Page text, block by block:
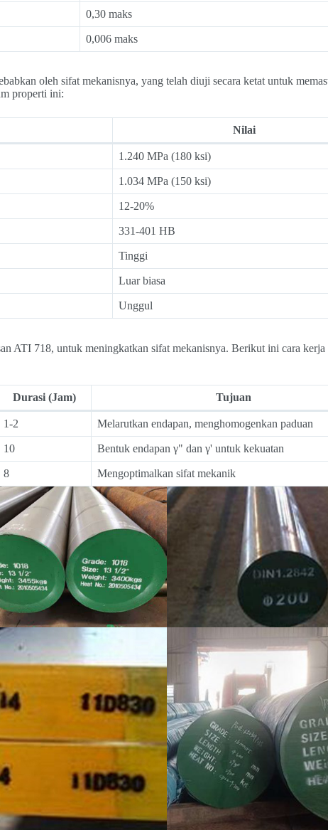
0,30 maks
0,006 maks
oleh sifat mekanisnya, yang telah diuji secara ketat untuk
properti ini:
Nilai
1.240 MPa (180 ksi)
1.034 MPa (150 ksi)
12-20%
331-401 HB
Tinggi
Luar biasa
Unggul
ATI 718, untuk meningkatkan sifat mekanisnya. Berikut ini cara kerja
Durasi (Jam) Tujuan
1-2 Melarutkan endapan, menghomogenkan paduan
10 Bentuk endapan γ" dan γ' untuk kekuatan
8 Mengoptimalkan sifat mekanik